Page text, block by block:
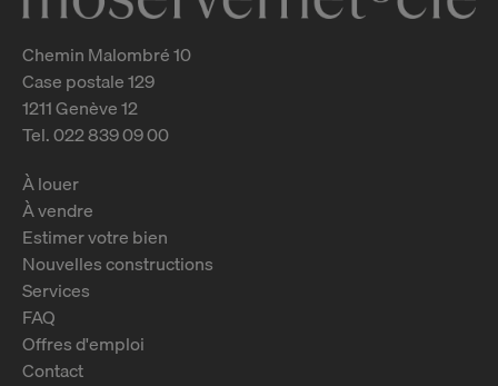
Chemin Malombré 10
Case postale 129
1211 Genève 12
Tel. 022 839 09 00
À louer
À vendre
Estimer votre bien
Nouvelles constructions
Services
FAQ
Offres d'emploi
Contact